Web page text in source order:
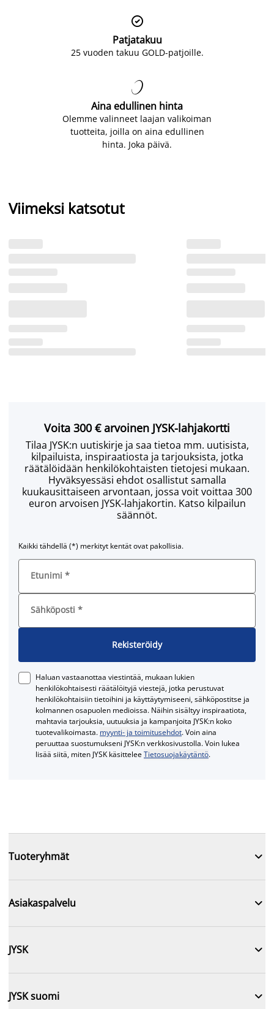

Patjatakuu
25 vuoden takuu GOLD-patjoille.

Aina edullinen hinta
Olemme valinneet laajan valikoiman
tuotteita, joilla on aina edullinen
hinta. Joka päivä.
Viimeksi katsotut
Voita 300 € arvoinen JYSK-lahjakortti
Tilaa JYSK:n uutiskirje ja saa tietoa mm. uutisista,
kilpailuista, inspiraatiosta ja tarjouksista, jotka
räätälöidään henkilökohtaisten tietojesi mukaan.
Hyväksyessäsi ehdot osallistut samalla
kuukausittaiseen arvontaan, jossa voit voittaa 300
euron arvoisen JYSK-lahjakortin. Katso kilpailun
säännöt.
Kaikki tähdellä (*) merkityt kentät ovat pakollisia.
Etunimi *
Sähköposti *
Rekisteröidy
Haluan vastaanottaa viestintää, mukaan lukien
henkilökohtaisesti räätälöityjä viestejä, jotka perustuvat
henkilökohtaisiin tietoihini ja käyttäytymiseeni, sähköpostitse ja
kolmannen osapuolen medioissa. Näihin sisältyy inspiraatiota,
mahtavia tarjouksia, uutuuksia ja kampanjoita JYSK:n koko
tuotevalikoimasta. myynti- ja toimitusehdot. Voin aina
peruuttaa suostumukseni JYSK:n verkkosivustolla. Voin lukea
lisää siitä, miten JYSK käsitteleeTietosuojakäytäntö.
Tuoteryhmät 
Asiakaspalvelu 
JYSK 
JYSK suomi 